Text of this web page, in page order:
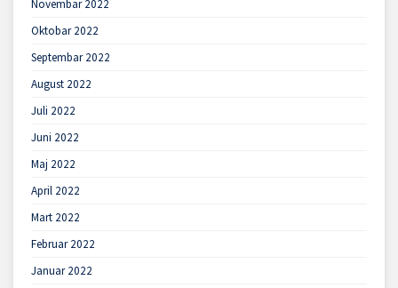
Novembar 2022
Oktobar 2022
Septembar 2022
August 2022
Juli 2022
Juni 2022
Maj 2022
April 2022
Mart 2022
Februar 2022
Januar 2022